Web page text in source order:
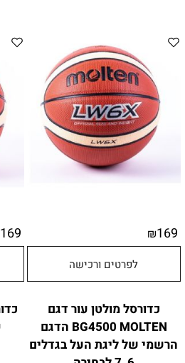
₪169
לפרטים ורכישה
169
כדורסל מולטן עור דגם
BG4500 MOLTEN הדגם
הרשמי של ליגת העל בגדלים